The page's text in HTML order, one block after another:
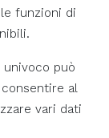
funzioni di
può
al
vari dati